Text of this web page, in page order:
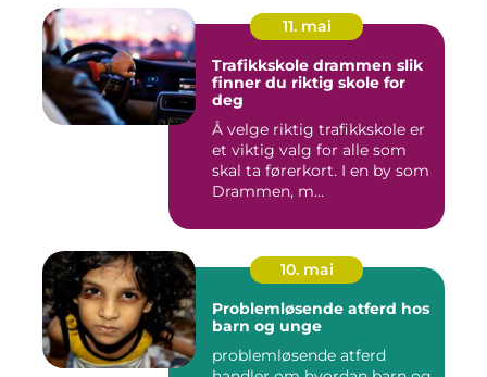
11. mai
Trafikkskole drammen slik
finner du riktig skole for
deg
Å velge riktig trafikkskole er
et viktig valg for alle som
skal ta førerkort. I en by som
Drammen, m...
10. mai
Problemløsende atferd hos
barn og unge
problemløsende atferd